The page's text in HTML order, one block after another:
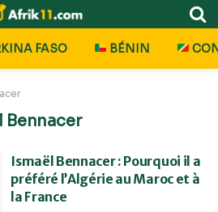
FASO BÉNIN
Bennacer
Ismaël Bennacer : Pourquoi il a
préféré l’Algérie au Maroc et à
la France